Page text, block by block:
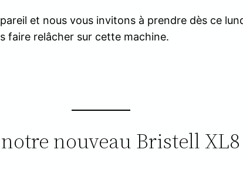
et nous vous invitons à prendre dès ce
faire relâcher sur cette machine.
nouveau Bristell XL8